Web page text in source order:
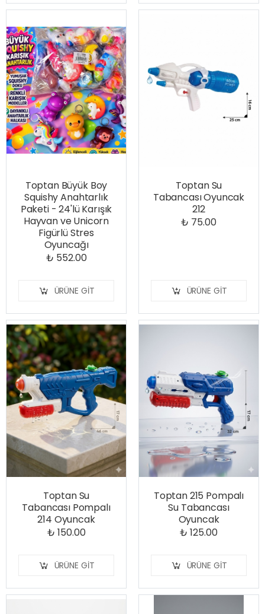
Toptan Büyük Boy
Squishy Anahtarlık
Paketi - 24'lü Karışık
Hayvan ve Unicorn
Figürlü Stres
Oyuncağı
₺ 552.00
ÜRÜNE GIT
Toptan Su
Tabancası Oyuncak
212
₺ 75.00
ÜRÜNE GIT
Toptan Su
Tabancası Pompalı
214 Oyuncak
₺ 150.00
ÜRÜNE GIT
Toptan 215 Pompalı
Su Tabancası
Oyuncak
₺ 125.00
ÜRÜNE GIT